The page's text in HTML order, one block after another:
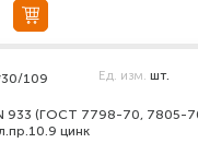
933 (ГОСТ 7798-70, 7805-
цинк
109 Ед. изм. шт.